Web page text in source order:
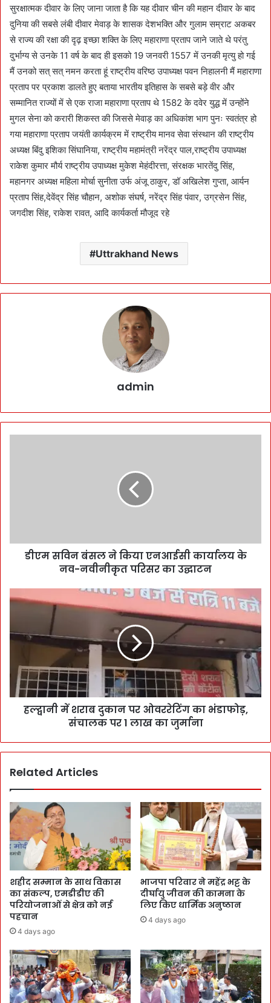
सुरक्षात्मक दीवार के लिए जाना जाता है कि यह दीवार चीन की महान दीवार के बाद
दुनिया की सबसे लंबी दीवार मेवाड़ के शासक देशभक्ति और गुलाम सम्राट अकबर
से राज्य की रक्षा की दृढ़ इच्छा शक्ति के लिए महाराणा प्रताप जाने जाते थे परंतु
दुर्भाग्य से उनके 11 वर्ष के बाद ही इसको 19 जनवरी 1557 में उनकी मृत्यु हो गई
मैं उनको सत् सत् नमन करता हूं राष्ट्रीय वरिष्ठ उपाध्यक्ष पवन निहालनी मैं महाराणा
प्रताप पर प्रकाश डालते हुए बताया भारतीय इतिहास के सबसे बड़े वीर और
सम्मानित राज्यों में से एक राजा महाराणा प्रताप थे 1582 के दवेर युद्ध में उन्होंने
मुगल सेना को करारी शिकस्त की जिससे मेवाड़ का अधिकांश भाग पुनः स्वतंत्र हो
गया महाराणा प्रताप जयंती कार्यक्रम में राष्ट्रीय मानव सेवा संस्थान की राष्ट्रीय
अध्यक्ष बिंदु इशिका सिंघानिया, राष्ट्रीय महामंत्री नरेंद्र पाल,राष्ट्रीय उपाध्यक्ष
राकेश कुमार मौर्य राष्ट्रीय उपाध्यक्ष मुकेश मेहंदीरत्ता, संरक्षक भारतेंदु सिंह,
महानगर अध्यक्ष महिला मोर्चा सुनीता उर्फ अंजू ठाकुर, डॉ अखिलेश गुप्ता, आर्यन
प्रताप सिंह,देवेंद्र सिंह चौहान, अशोक संघर्ष, नरेंद्र सिंह पंवार, उग्रसेन सिंह,
जगदीश सिंह, राकेश रावत, आदि कार्यकर्ता मौजूद रहे
Uttrakhand News
admin
डीएम सविन बंसल ने किया एनआईसी कार्यालय के
नव-नवीनीकृत परिसर का उद्घाटन
हल्द्वानी में शराब दुकान पर ओवररेटिंग का भंडाफोड़,
संचालक पर 1 लाख का जुर्माना
Related Articles
शहीद सम्मान के साथ विकास
का संकल्प, एमडीडीए की
परियोजनाओं से क्षेत्र को नई
पहचान
4 days ago
भाजपा परिवार ने महेंद्र भट्ट के
दीर्घायु जीवन की कामना के
लिए किए धार्मिक अनुष्ठान
4 days ago